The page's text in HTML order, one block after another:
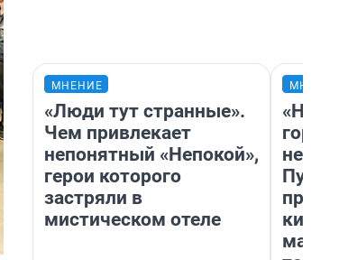
МНЕНИЕ
«Люди тут странные».
Чем привлекает
непонятный «Непокой»,
герои которого
застряли в
мистическом отеле
«Нет